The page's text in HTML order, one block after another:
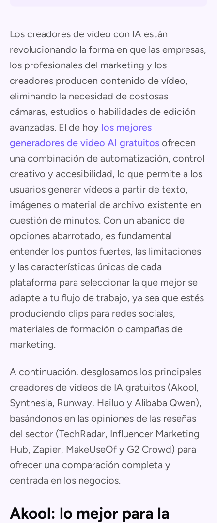
Los creadores de vídeo con IA están
revolucionando la forma en que las empresas,
los profesionales del marketing y los
creadores producen contenido de vídeo,
eliminando la necesidad de costosas
cámaras, estudios o habilidades de edición
avanzadas. El de hoy los mejores
generadores de video AI gratuitos ofrecen
una combinación de automatización, control
creativo y accesibilidad, lo que permite a los
usuarios generar vídeos a partir de texto,
imágenes o material de archivo existente en
cuestión de minutos. Con un abanico de
opciones abarrotado, es fundamental
entender los puntos fuertes, las limitaciones
y las características únicas de cada
plataforma para seleccionar la que mejor se
adapte a tu flujo de trabajo, ya sea que estés
produciendo clips para redes sociales,
materiales de formación o campañas de
marketing.
A continuación, desglosamos los principales
creadores de vídeos de IA gratuitos (Akool,
Synthesia, Runway, Hailuo y Alibaba Qwen),
basándonos en las opiniones de las reseñas
del sector (TechRadar, Influencer Marketing
Hub, Zapier, MakeUseOf y G2 Crowd) para
ofrecer una comparación completa y
centrada en los negocios.
Akool: lo mejor para la